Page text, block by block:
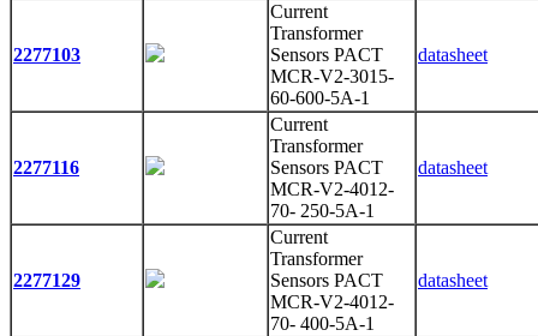
2277103
Current
Transformer
Sensors PACT
MCR-V2-3015-
60-600-5A-1
datasheet
2277116
Current
Transformer
Sensors PACT
MCR-V2-4012-
70- 250-5A-1
datasheet
2277129
Current
Transformer
Sensors PACT
MCR-V2-4012-
70- 400-5A-1
datasheet